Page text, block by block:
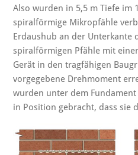
Also wurden in 5,5 m Tiefe im
spiralförmige Mikropfähle
Erdaushub an der Unterkante
spiralförmigen Pfähle mit
Gerät in den tragfähigen
vorgegebene Drehmoment
wurden unter dem
in Position gebracht, dass sie